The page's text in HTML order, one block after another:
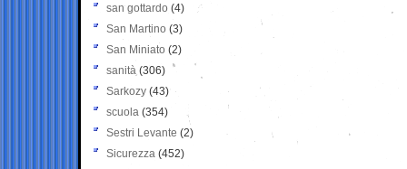
san gottardo (4)
San Martino (3)
San Miniato (2)
sanità (306)
Sarkozy (43)
scuola (354)
Sestri Levante (2)
Sicurezza (452)